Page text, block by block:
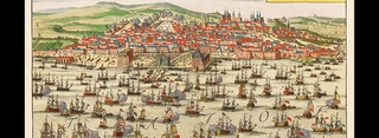
aquilo que existe de mais belo e
harmonioso na natureza. As fadas
costumam ser descritas como
pequenas guardiãs das flo